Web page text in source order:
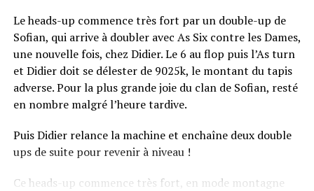
Le heads-up commence très fort par un double-up de
Sofian, qui arrive à doubler avec As Six contre les Dames,
une nouvelle fois, chez Didier. Le 6 au flop puis l’As turn
et Didier doit se délester de 9025k, le montant du tapis
adverse. Pour la plus grande joie du clan de Sofian, resté
en nombre malgré l’heure tardive.
Puis Didier relance la machine et enchaîne deux double
ups de suite pour revenir à niveau !
Ce heads-up commence très fort, en mode montagne